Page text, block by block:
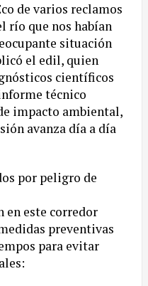
de varios reclamos
río que nos habían
situación
el edil, quien
científicos
técnico
impacto ambiental,
avanza día a día
por peligro de
en este corredor
preventivas
para evitar